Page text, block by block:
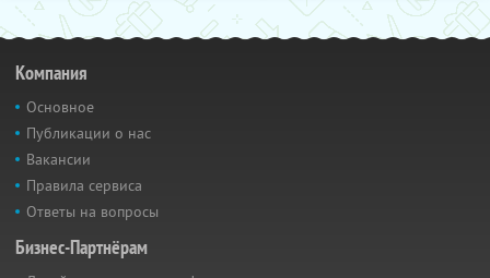
Компания
Основное
Публикации о нас
Вакансии
Правила сервиса
Ответы на вопросы
Бизнес-Партнёрам